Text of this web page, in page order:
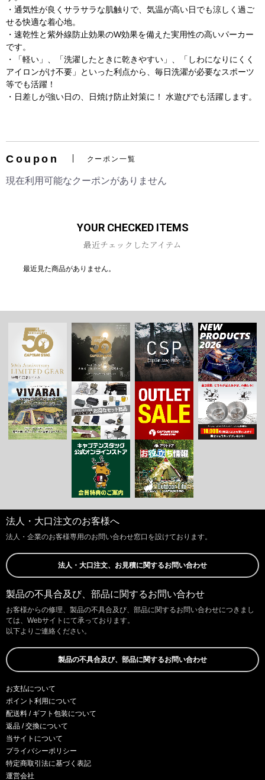
・通気性が良くサラサラな肌触りで、気温が高い日でも涼しく過ご
せる快適な着心地。
・速乾性と紫外線防止効果のW効果を備えた実用性の高いパーカー
です。
・「軽い」、「洗濯したときに乾きやすい」、「しわになりにくく
アイロンがけ不要」といった利点から、毎日洗濯が必要なスポーツ
等でも活躍！
・日差しが強い日の、日焼け防止対策に！ 水遊びでも活躍します。
Coupon クーポン一覧
現在利用可能なクーポンがありません
YOUR CHECKED ITEMS
最近チェックしたアイテム
最近見た商品がありません。
法人・大口注文のお客様へ
法人・企業のお客様専用のお問い合わせ窓口を設けております。
法人・大口注文、お見積に関するお問い合わせ
製品の不具合及び、部品に関するお問い合わせ
お客様からの修理、製品の不具合及び、部品に関するお問い合わせにつきまし
ては、Webサイトにて承っております。
以下よりご連絡ください。
製品の不具合及び、部品に関するお問い合わせ
お支払について
ポイント利用について
配送料 / ギフト包装について
返品 / 交換について
当サイトについて
プライバシーポリシー
特定商取引法に基づく表記
運営会社